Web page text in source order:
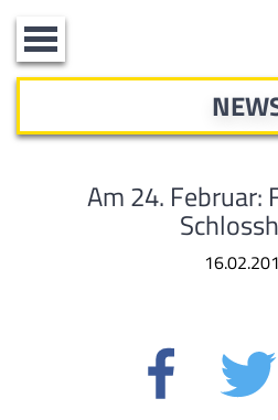
Toggle
navigation
Am 24. Februar: